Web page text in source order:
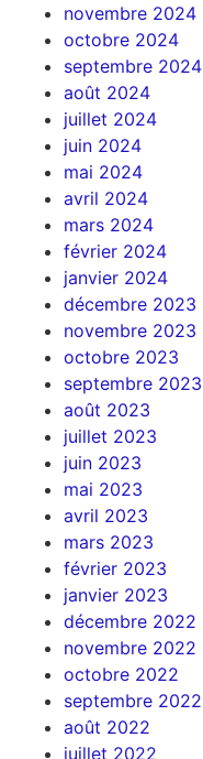
novembre 2024
octobre 2024
septembre 2024
août 2024
juillet 2024
juin 2024
mai 2024
avril 2024
mars 2024
février 2024
janvier 2024
décembre 2023
novembre 2023
octobre 2023
septembre 2023
août 2023
juillet 2023
juin 2023
mai 2023
avril 2023
mars 2023
février 2023
janvier 2023
décembre 2022
novembre 2022
octobre 2022
septembre 2022
août 2022
juillet 2022